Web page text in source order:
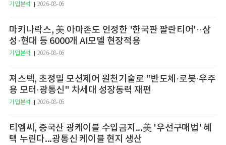
기업분석 2026-08-06
마키나락스, 美 아마존도 인정한 '한국판 팔란티어'··삼
성·현대 등 6000개 AI모델 현장적용
기업분석 2026-08-06
져스텍, 초정밀 모션제어 원천기술로 "반도체·로봇·우주
용 모터·광통신" 차세대 성장동력 재편
기업분석 2026-08-05
티엠씨, 중국산 광케이블 수입금지...美 '우선구매법' 혜
택 누린다...광통신 케이블 현지 생산